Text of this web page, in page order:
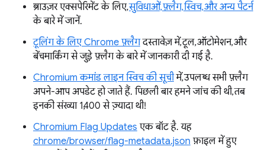
ब्राउज़र एक्सपेरिमेंट के लिए,सुविधाओं, फ़्लैग, स्विच, और अन्य पैटर्न
के बारे में जानें.
टूलिंग के लिए Chrome फ़्लैगदस्तावेज़ में, टूल, ऑटोमेशन, और
बेंचमार्किंग से जुड़े फ़्लैग के बारे में जानकारी दी गई है.
Chromium कमांड लाइन स्विच की सूचीमें, उपलब्ध सभी फ़्लैग
अपने-आप अपडेट हो जाते हैं. पिछली बार हमने जांच की थी, तब
इनकी संख्या 1,400 से ज़्यादा थी!
Chromium Flag Updates एक बॉट है. यह
chrome/browser/flag-metadata.json फ़ाइल में हुए